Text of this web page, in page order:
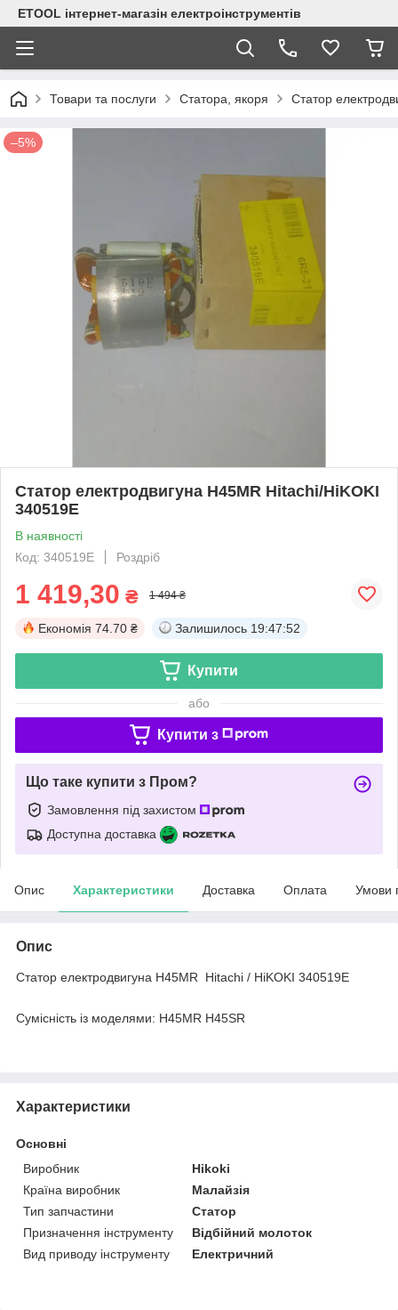
ETOOL інтернет-магазін електроінструментів
Товари та послуги Статора, якоря Статор
–5%
Статор електродвигуна H45MR Hitachi/HiKOKI
340519E
В наявності
Код: 340519E
Роздріб
1 419,30 ₴ 1 494 ₴
Економія 74.70 ₴ Залишилось 19:47:52
Купити
або
Купити з
Що таке купити з Пром?
Замовлення під захистом
Доступна доставка
Опис Характеристики Доставка Оплата Умови
Опис
Статор електродвигуна H45MR Hitachi / HiKOKI 340519E
Сумісність із моделями: H45MR H45SR
Характеристики
Основні
Виробник
Hikoki
Країна виробник
Малайзія
Тип запчастини
Статор
Призначення інструменту
Відбійний молоток
Вид приводу інструменту
Електричний